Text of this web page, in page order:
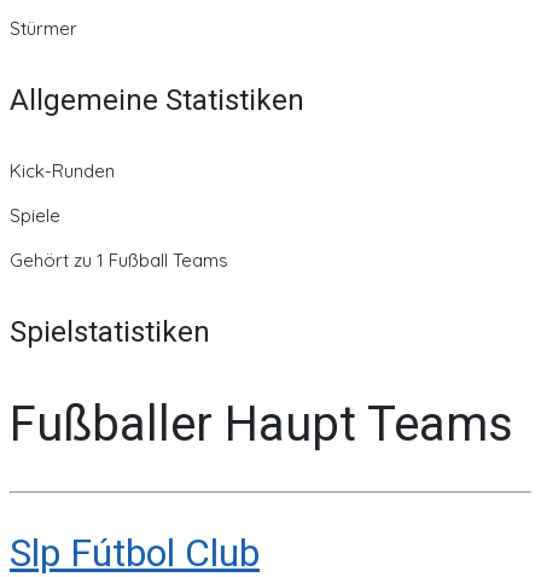
Stürmer
Allgemeine Statistiken
Kick-Runden
Spiele
Gehört zu 1 Fußball Teams
Spielstatistiken
Fußballer Haupt Teams
Slp Fútbol Club